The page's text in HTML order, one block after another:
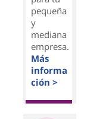
pequeña
y
mediana
empresa.
Más
informa
ción >